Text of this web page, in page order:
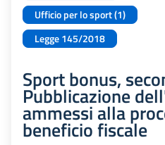
Ufficio per lo sport (1)
Legge 145/2018
Sport bonus,
Pubblicazione
ammessi alla
beneficio fiscale